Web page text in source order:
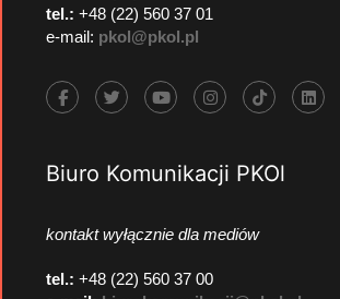
tel.: +48 (22) 560 37 01
e-mail: pkol@pkol.pl
Biuro Komunikacji PKOl
kontakt wyłącznie dla mediów
tel.: +48 (22) 560 37 00